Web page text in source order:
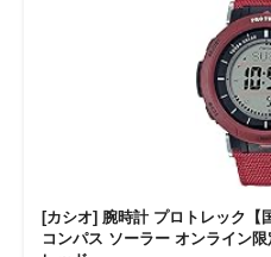
[カシオ] 腕時計 プロトレック【
コンパス ソーラー オンライン